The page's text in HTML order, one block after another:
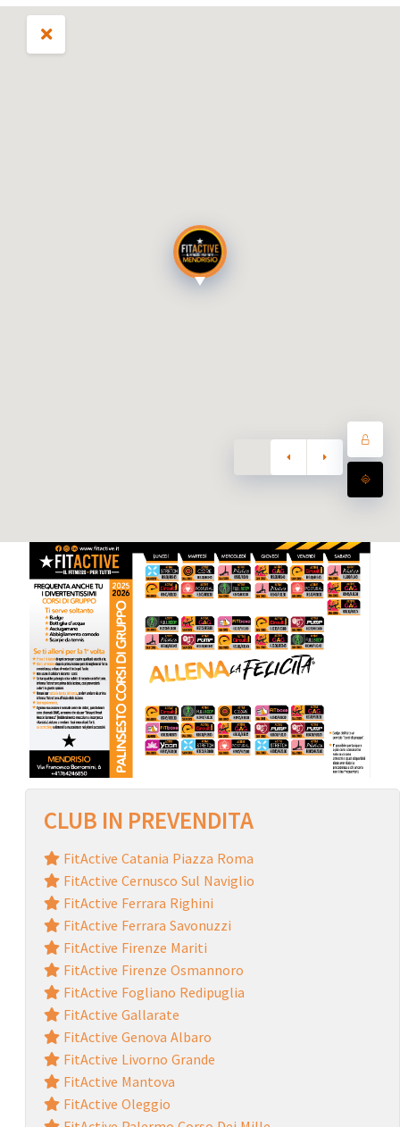
CLUB IN PREVENDITA
FitActive Catania Piazza Roma
FitActive Cernusco Sul Naviglio
FitActive Ferrara Righini
FitActive Ferrara Savonuzzi
FitActive Firenze Mariti
FitActive Firenze Osmannoro
FitActive Fogliano Redipuglia
FitActive Gallarate
FitActive Genova Albaro
FitActive Livorno Grande
FitActive Mantova
FitActive Oleggio